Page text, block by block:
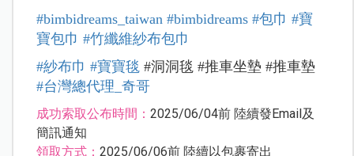
#bimbidreams_taiwan #bimbidreams #包巾 #寶
寶包巾 #竹纖維紗布包巾
#紗布巾 #寶寶毯 #洞洞毯 #推車坐墊 #推車墊
#台灣總代理_ 奇哥
成功索取公布時間： 2025/06/04前 陸續發Email及
簡訊通知
領取方式： 2025/06/06前 陸續以包裹寄出